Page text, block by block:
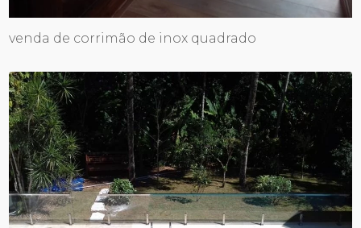
venda de corrimão de inox quadrado